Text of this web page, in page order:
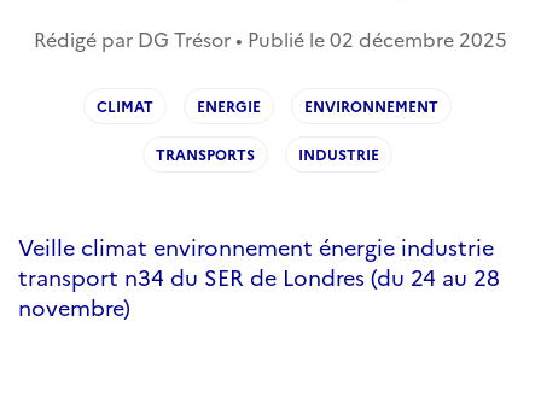
Rédigé par DG Trésor • Publié le02 décembre 2025
CLIMAT ENERGIE ENVIRONNEMENT
TRANSPORTS INDUSTRIE
Veille climat environnement énergie industrie
transport n34 du SER de Londres (du 24 au 28
novembre)